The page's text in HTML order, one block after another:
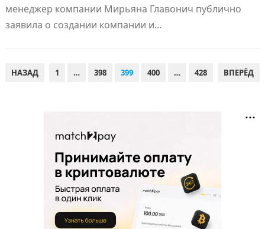
менеджер компании Мирьяна Главонич публично
заявила о создании компании и…
ПАГИНАЦИЯ
НАЗАД 1 … 398 399 400 … 428 ВПЕРЁД